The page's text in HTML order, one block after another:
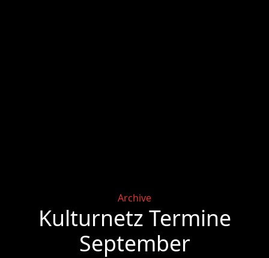
Categories
Archive
Kulturnetz Termine
September